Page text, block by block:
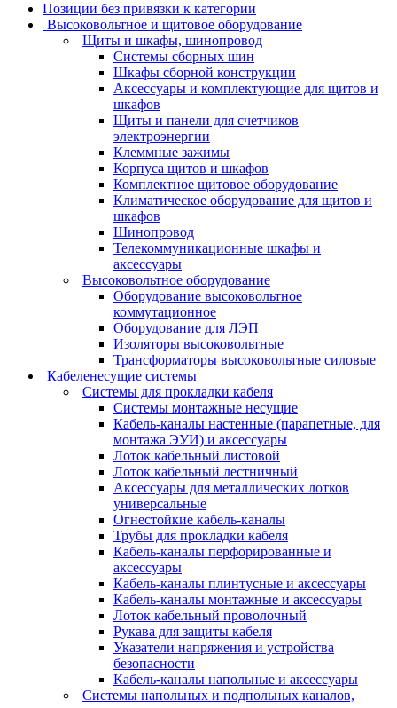
Позиции без привязки к категории
Высоковольтное и щитовое оборудование
Щиты и шкафы, шинопровод
Системы сборных шин
Шкафы сборной конструкции
Аксессуары и комплектующие для щитов и
шкафов
Щиты и панели для счетчиков
электроэнергии
Клеммные зажимы
Корпуса щитов и шкафов
Комплектное щитовое оборудование
Климатическое оборудование для щитов и
шкафов
Шинопровод
Телекоммуникационные шкафы и
аксессуары
Высоковольтное оборудование
Оборудование высоковольтное
коммутационное
Оборудование для ЛЭП
Изоляторы высоковольтные
Трансформаторы высоковольтные силовые
Кабеленесущие системы
Системы для прокладки кабеля
Системы монтажные несущие
Кабель-каналы настенные (парапетные, для
монтажа ЭУИ) и аксессуары
Лоток кабельный листовой
Лоток кабельный лестничный
Аксессуары для металлических лотков
универсальные
Огнестойкие кабель-каналы
Трубы для прокладки кабеля
Кабель-каналы перфорированные и
аксессуары
Кабель-каналы плинтусные и аксессуары
Кабель-каналы монтажные и аксессуары
Лоток кабельный проволочный
Рукава для защиты кабеля
Указатели напряжения и устройства
безопасности
Кабель-каналы напольные и аксессуары
Системы напольных и подпольных каналов,